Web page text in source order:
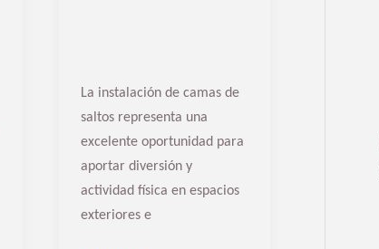
La instalación de camas de
saltos representa una
excelente oportunidad para
aportar diversión y
actividad física en espacios
exteriores e